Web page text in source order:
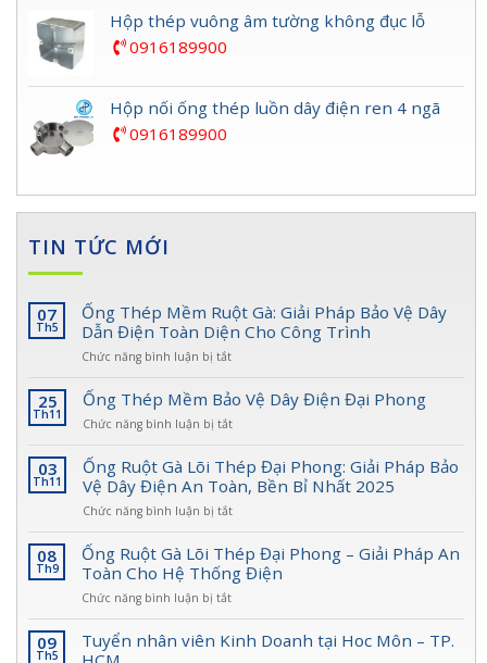
Hộp thép vuông âm tường không đục lỗ
0916189900
Hộp nối ống thép luồn dây điện ren 4 ngã
0916189900
TIN TỨC MỚI
07
Th5
Ống Thép Mềm Ruột Gà: Giải Pháp Bảo Vệ Dây
Dẫn Điện Toàn Diện Cho Công Trình
Chức năng bình luận bị tắtở
Thép
Ruột
Giải
Pháp
Dẫn
Điện
Toàn
Cho
Công
25
Th11
Ống Thép Mềm Bảo Vệ Dây Điện Đại Phong
Chức năng bình luận bị tắtở
Thép
Mềm
Bảo
Vệ
Dây
Điện
Đại
03
Th11
Ống Ruột Gà Lõi Thép Đại Phong: Giải Pháp Bảo
Vệ Dây Điện An Toàn, Bền Bỉ Nhất 2025
Chức năng bình luận bị tắtở
Ống
Ruột
Gà
Lõi
Đại
Phong:
08
Th9
Ống Ruột Gà Lõi Thép Đại Phong – Giải Pháp An
Toàn Cho Hệ Thống Điện
Chức năng bình luận bị tắtở
Ống
Ruột
09
Th5
Tuyển nhân viên Kinh Doanh tại Hoc Môn – TP.